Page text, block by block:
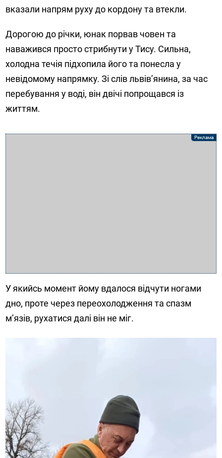
вказали напрям руху до кордону та втекли.
Дорогою до річки, юнак порвав човен та
наважився просто стрибнути у Тису. Сильна,
холодна течія підхопила його та понесла у
невідомому напрямку. Зі слів львів’янина, за час
перебування у воді, він двічі попрощався із
життям.
У якийсь момент йому вдалося відчути ногами
дно, проте через переохолодження та спазм
м’язів, рухатися далі він не міг.